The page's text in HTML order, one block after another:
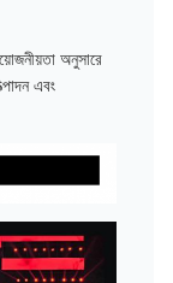
অনুসারে
এবং